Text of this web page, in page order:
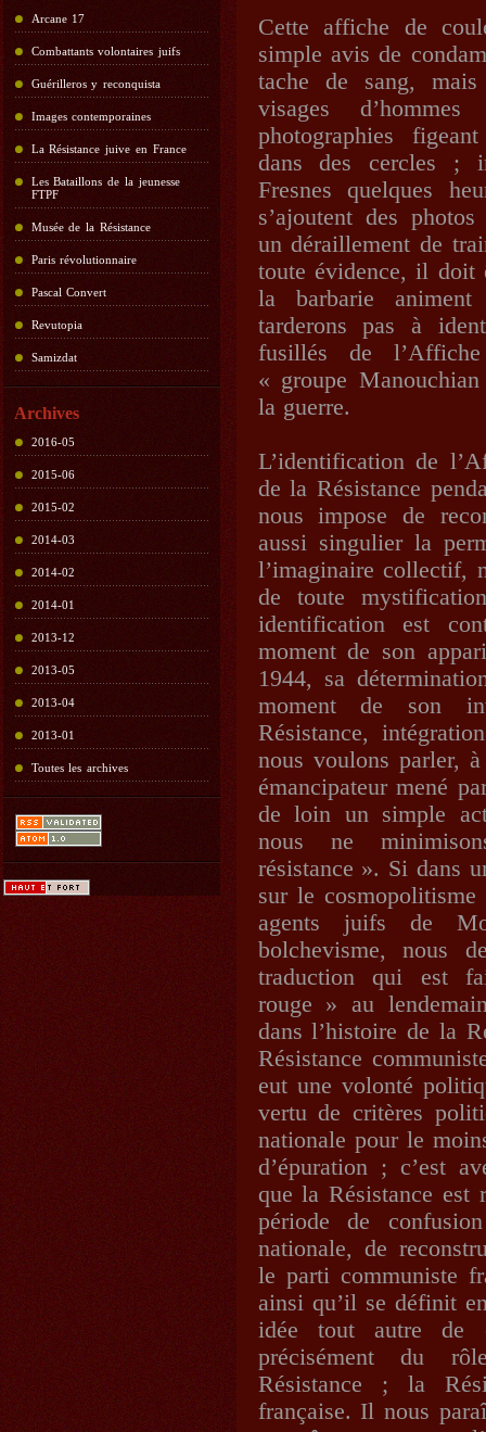
Arcane 17
Combattants volontaires juifs
Guérilleros y reconquista
Images contemporaines
La Résistance juive en France
Les Bataillons de la jeunesse
FTPF
Musée de la Résistance
Paris révolutionnaire
Pascal Convert
Revutopia
Samizdat
Archives
2016-05
2015-06
2015-02
2014-03
2014-02
2014-01
2013-12
2013-05
2013-04
2013-01
Toutes les archives
Cette affiche de
simple avis de
tache de sang,
visages
photographies
dans des cercles ;
Fresnes quelques
s’ajoutent des
un déraillement de
toute évidence, il doit
la barbarie
tarderons pas à
fusillés de
« groupe
la guerre.
L’identification de
de la Résistance
nous impose de
aussi singulier la
l’imaginaire collectif,
de toute
identification est
moment de son
1944, sa
moment de son
Résistance,
nous voulons parler,
émancipateur mené
de loin un simple
nous ne
résistance ». Si dans
sur le
agents juifs de
bolchevisme, nous
traduction qui est
rouge » au
dans l’histoire de la
Résistance
eut une volonté
vertu de critères
nationale pour le
d’épuration ; c’est
que la Résistance est
période de
nationale, de
le parti communiste
ainsi qu’il se définit
idée tout autre de
précisément du
Résistance ; la
française. Il nous